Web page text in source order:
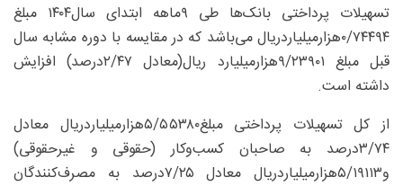
تسهیلات پرداختی بانک‌ها طی ۹ماهه ابتدای سال۱۴۰۴ مبلغ
۰/۷۴۴۹۴هزار‌میلیارد‌ریال می‌باشد که در مقایسه با دوره مشابه سال
قبل مبلغ ۹/۲۳۹۰۱هزار‌میلیارد ریال(معادل ۲/۴۷‌درصد) افزایش
داشته است.
از کل تسهیلات پرداختی مبلغ۵/۵۵۳۸۰هزار‌میلیارد‌ریال معادل
۳/۷۴‌درصد به صاحبان کسب‌و‌کار (حقوقی و غیرحقوقی)
و۵/۱۹۱۱۳هزار‌میلیارد‌ریال معادل ۷/۲۵‌درصد به مصرف‌کنندگان